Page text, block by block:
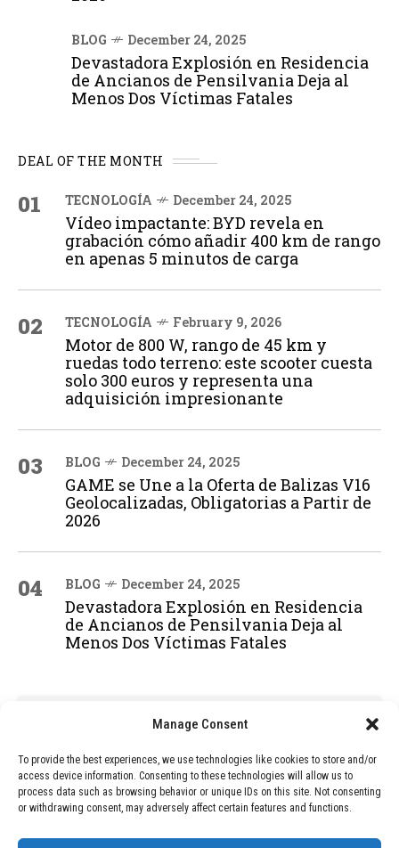
Manage Consent
To provide the best experiences, we use technologies like cookies to store and/or
access device information. Consenting to these technologies will allow us to
process data such as browsing behavior or unique IDs on this site. Not consenting
or withdrawing consent, may adversely affect certain features and functions.
BLOG December 24, 2025
Devastadora Explosión en Residencia
de Ancianos de Pensilvania Deja al
Menos Dos Víctimas Fatales
DEAL OF THE MONTH
01 TECNOLOGÍA December 24, 2025
Vídeo impactante: BYD revela en
grabación cómo añadir 400 km de rango
en apenas 5 minutos de carga
02 TECNOLOGÍA February 9, 2026
Motor de 800 W, rango de 45 km y
ruedas todo terreno: este scooter cuesta
solo 300 euros y representa una
adquisición impresionante
03 BLOG December 24, 2025
GAME se Une a la Oferta de Balizas V16
Geolocalizadas, Obligatorias a Partir de
2026
04 BLOG December 24, 2025
Devastadora Explosión en Residencia
de Ancianos de Pensilvania Deja al
Menos Dos Víctimas Fatales